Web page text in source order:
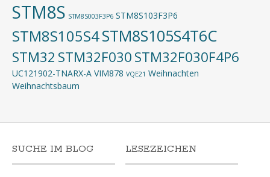
STM8S STM8S003F3P6 STM8S103F3P6
STM8S105S4STM8S105S4T6C
STM32 STM32F030STM32F030F4P6
UC121902-TNARX-A VIM878 VQE21 Weihnachten
Weihnachtsbaum
SUCHE IM BLOG LESEZEICHEN